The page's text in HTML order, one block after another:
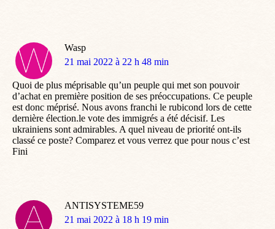
Wasp
dit
21 mai 2022 à 22 h 48 min
Quoi de plus méprisable qu’un peuple qui met son pouvoir
d’achat en première position de ses préoccupations. Ce peuple
est donc méprisé. Nous avons franchi le rubicond lors de cette
dernière élection.le vote des immigrés a été décisif. Les
ukrainiens sont admirables. A quel niveau de priorité ont-ils
classé ce poste? Comparez et vous verrez que pour nous c’est
Fini
ANTISYSTEME59
dit
21 mai 2022 à 18 h 19 min